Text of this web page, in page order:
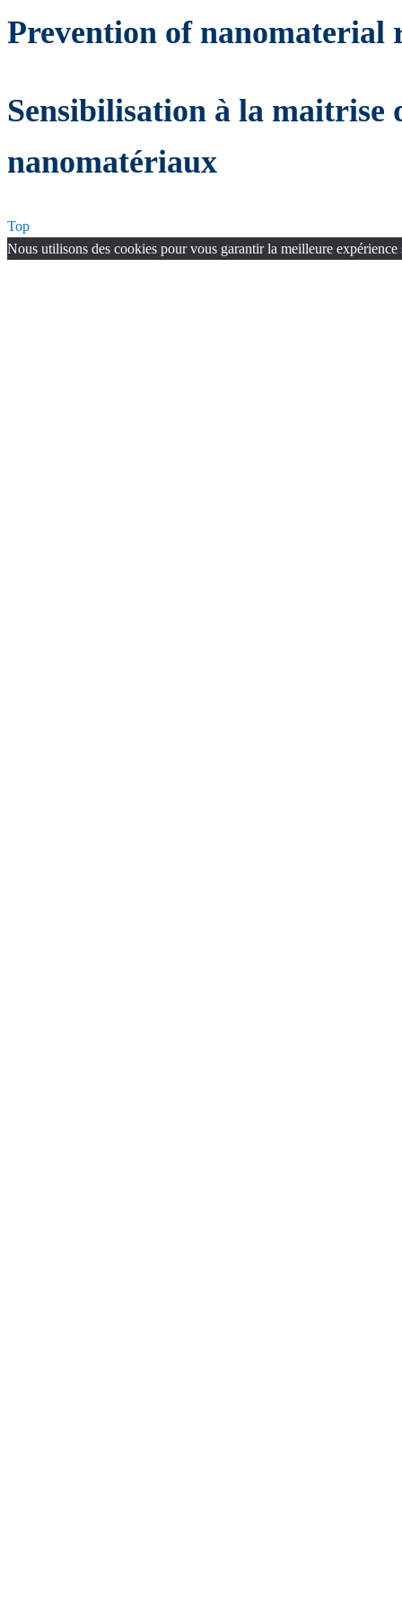
Prevention of nanomaterial
Sensibilisation à la maitrise
nanomatériaux
Top
Nous utilisons des cookies pour vous garantir la meilleure expérience